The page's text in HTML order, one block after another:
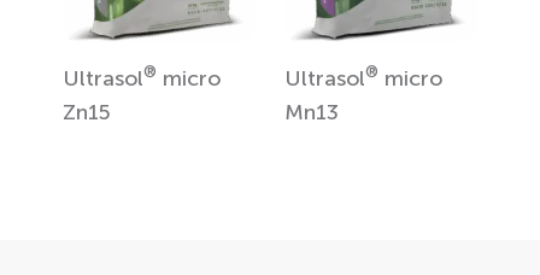
Ultrasol® micro
Zn15
Ultrasol® micro
Mn13